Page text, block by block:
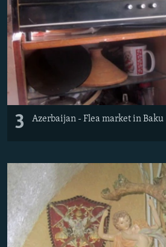
3 Azerbaijan - Flea market in Baku